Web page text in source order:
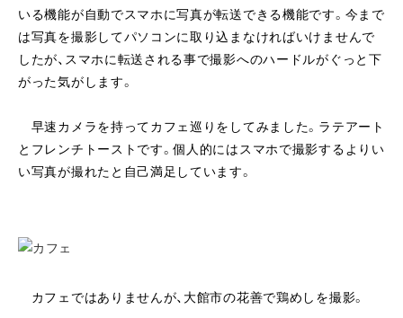
いる機能が自動でスマホに写真が転送できる機能です。今まで
は写真を撮影してパソコンに取り込まなければいけませんで
したが、スマホに転送される事で撮影へのハードルがぐっと下
がった気がします。
早速カメラを持ってカフェ巡りをしてみました。ラテアート
とフレンチトーストです。個人的にはスマホで撮影するよりい
い写真が撮れたと自己満足しています。
カフェではありませんが、大館市の花善で鶏めしを撮影。